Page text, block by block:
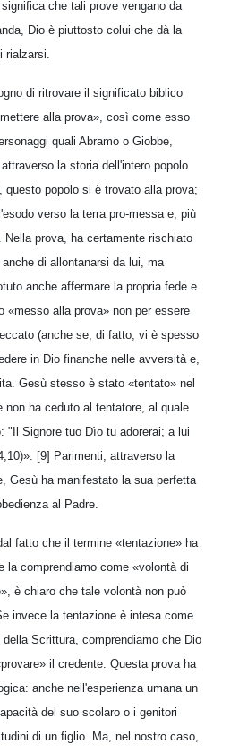
che tali prove vengano da
Dio è piuttosto colui che dà la
rialzarsi.
di ritrovare il significato biblico
alla prova», così come esso
quali Abramo o Giobbe,
la storia dell'intero popolo
popolo si è trovato alla prova;
verso la terra pro-messa e, più
prova, ha certamente rischiato
di allontanarsi da lui, ma
anche affermare la propria fede e
«messo alla prova» non per essere
(anche se, di fatto, vi è spesso
in Dio finanche nelle avversità e,
Gesù stesso è stato «tentato» nel
non ha ceduto al tentatore, al quale
"Il Signore tuo Dìo tu adorerai; a lui
[9] Parimenti, attraverso la
Gesù ha manifestato la sua perfetta
al Padre.
fatto che il termine «tentazione» ha
la comprendiamo come «volontà di
è chiaro che tale volontà non può
invece la tentazione è intesa come
Scrittura, comprendiamo che Dio
il credente. Questa prova ha
anche nell'esperienza umana un
del suo scolaro o i genitori
di un figlio. Ma, nel nostro caso,